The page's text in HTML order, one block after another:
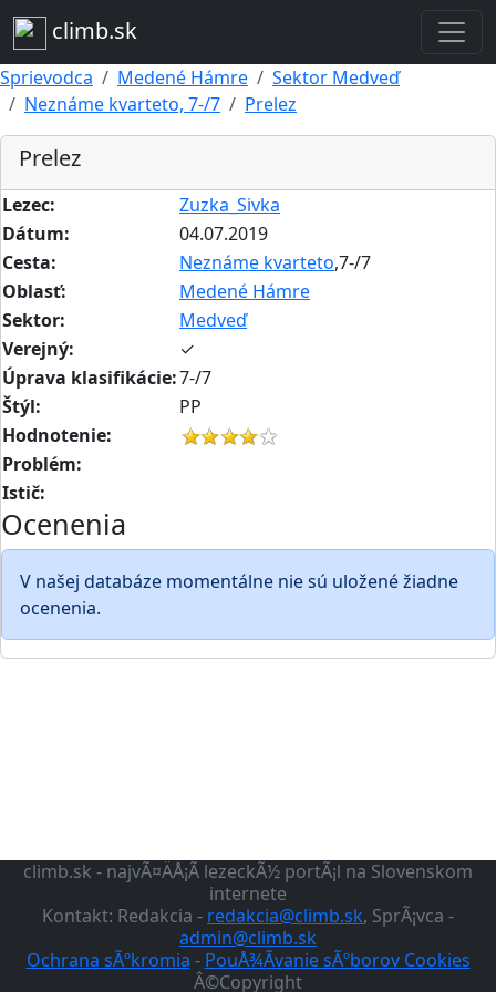
climb.sk
Sprievodca Medené Hámre
Sektor Medveď
Neznáme kvarteto, 7-/7
Prelez
Prelez
Lezec:
Zuzka_Sivka
Dátum:
04.07.2019
Cesta:
Neznáme kvarteto,7-/7
Oblasť:
Medené Hámre
Sektor:
Medveď
Verejný:
✓
Úprava klasifikácie:7-/7
Štýl:
PP
Hodnotenie:
Problém:
Istič:
Ocenenia
V našej databáze momentálne nie sú uložené žiadne
ocenenia.
climb.sk - najvÃ¤ÄÅ¡Ã­ lezeckÃ½ portÃ¡l na Slovenskom
internete
Kontakt: Redakcia - redakcia@climb.sk, SprÃ¡vca -
admin@climb.sk
Ochrana sÃºkromia - PouÅ¾Ã­vanie sÃºborov Cookies
Â©Copyright